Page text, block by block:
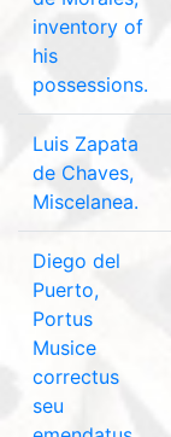
inventory of
his
possessions.
Luis Zapata
de Chaves,
Miscelanea.
Diego del
Puerto,
Portus
Musice
correctus
seu